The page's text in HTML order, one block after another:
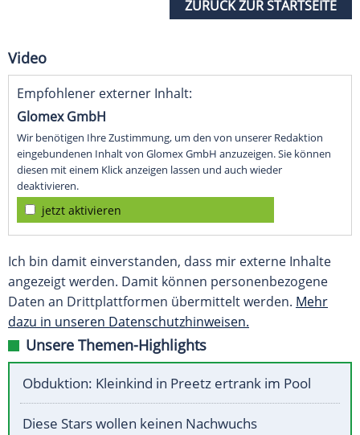
ZURÜCK ZUR STARTSEITE
Video
Empfohlener externer Inhalt:
Glomex GmbH
Wir benötigen Ihre Zustimmung, um den von unserer Redaktion
eingebundenen Inhalt von Glomex GmbH anzuzeigen. Sie können
diesen mit einem Klick anzeigen lassen und auch wieder
deaktivieren.
jetzt aktivieren
Ich bin damit einverstanden, dass mir externe Inhalte
angezeigt werden. Damit können personenbezogene
Daten an Drittplattformen übermittelt werden. Mehr
dazu in unseren Datenschutzhinweisen.
Unsere Themen-Highlights
Obduktion: Kleinkind in Preetz ertrank im Pool
Diese Stars wollen keinen Nachwuchs